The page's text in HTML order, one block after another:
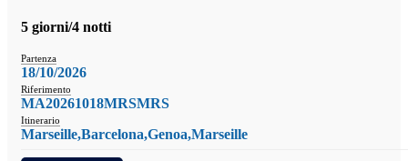
5 giorni/4 notti
Partenza
18/10/2026
Riferimento
MA20261018MRSMRS
Itinerario
Marseille,Barcelona,Genoa,Marseille